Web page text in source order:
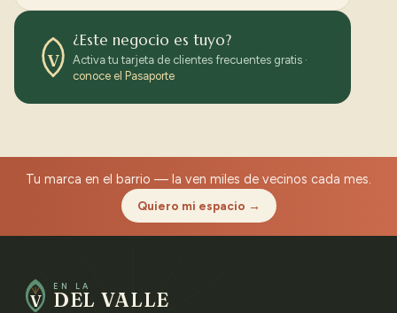
V
¿Este negocio es tuyo?
Activa tu tarjeta de clientes frecuentes gratis ·
conoce el Pasaporte
Tu marca en el barrio — la ven miles de vecinos cada mes.
Quiero mi espacio →
V
EN LA
DEL VALLE